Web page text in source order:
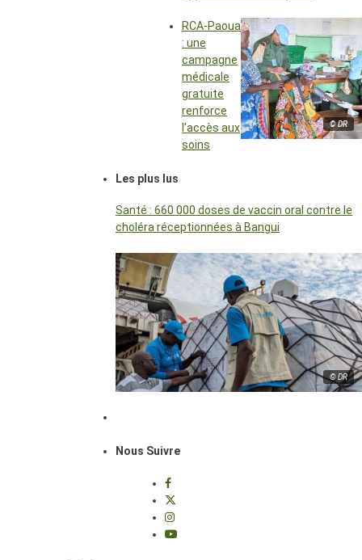
© DR
RCA-Paoua
: une
campagne
médicale
gratuite
renforce
l’accès aux
soins
Les plus lus
Santé : 660 000 doses de vaccin oral contre le
choléra réceptionnées à Bangui
© DR
Nous Suivre